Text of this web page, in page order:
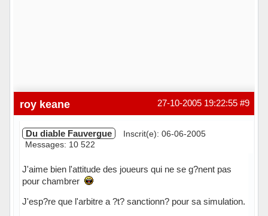
#9
27-10-2005 19:22:55
roy keane
Du diable Fauvergue
Inscrit(e): 06-06-2005
Messages: 10 522
J'aime bien l'attitude des joueurs qui ne se g?nent pas
pour chambrer
J'esp?re que l'arbitre a ?t? sanctionn? pour sa simulation.